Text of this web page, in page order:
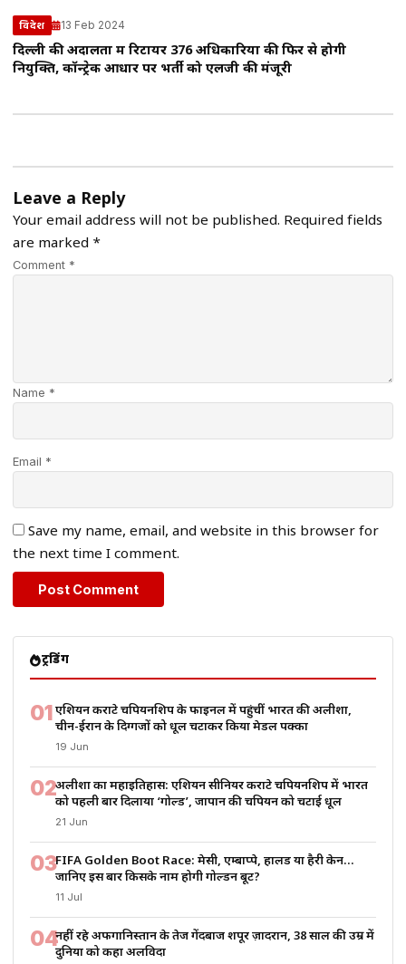
विदेश 13 Feb 2024
दिल्ली की अदालतों में रिटायर 376 अधिकारियों की फिर से होगी
नियुक्ति, कॉन्ट्रेक आधार पर भर्ती को एलजी की मंजूरी
Leave a Reply
Your email address will not be published. Required fields
are marked *
Comment *
Name *
Email *
Save my name, email, and website in this browser for
the next time I comment.
ट्रेंडिंग
01एशियन कराटे चैंपियनशिप के फाइनल में पहुंचीं भारत की अलीशा,
चीन-ईरान के दिग्गजों को धूल चटाकर किया मेडल पक्का
19 Jun
02अलीशा का महाइतिहास: एशियन सीनियर कराटे चैंपियनशिप में भारत
को पहली बार दिलाया ‘गोल्ड’, जापान की चैंपियन को चटाई धूल
21 Jun
03FIFA Golden Boot Race: मेसी, एम्बाप्पे, हालैंड या हैरी केन…
जानिए इस बार किसके नाम होगी गोल्डन बूट?
11 Jul
04नहीं रहे अफगानिस्तान के तेज गेंदबाज शपूर ज़ादरान, 38 साल की उम्र में
दुनिया को कहा अलविदा